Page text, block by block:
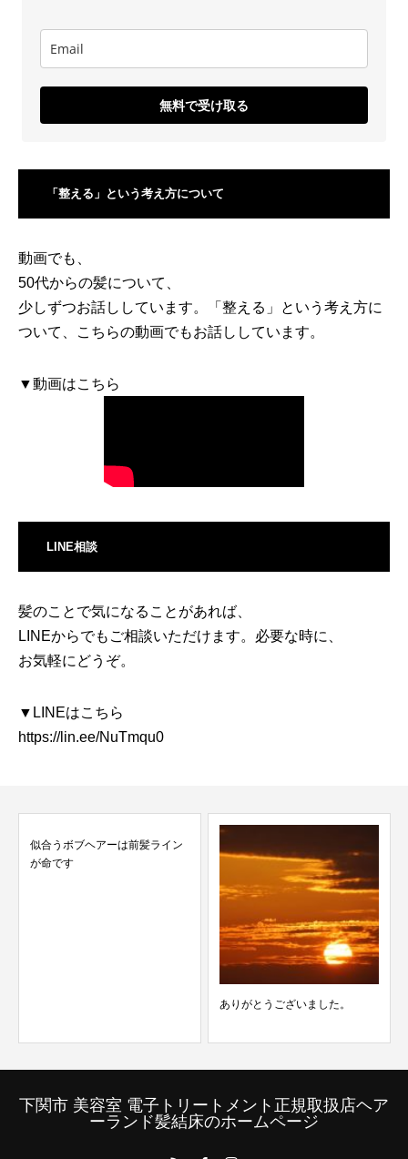
無料で受け取る
「整える」という考え方について
動画でも、
50代からの髪について、
少しずつお話ししています。「整える」という考え方に
ついて、こちらの動画でもお話ししています。
▼動画はこちら
LINE相談
髪のことで気になることがあれば、
LINEからでもご相談いただけます。必要な時に、
お気軽にどうぞ。
▼LINEはこちら
https://lin.ee/NuTmqu0
似合うボブヘアーは前髪ライン
が命です
ありがとうございました。
下関市 美容室 電子トリートメント正規取扱店ヘア
ーランド髪結床のホームページ